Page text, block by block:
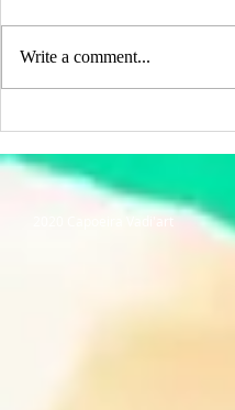
Rentrée 2025 - 2026
Write a comment...
2020 Capoeira Vadi'art